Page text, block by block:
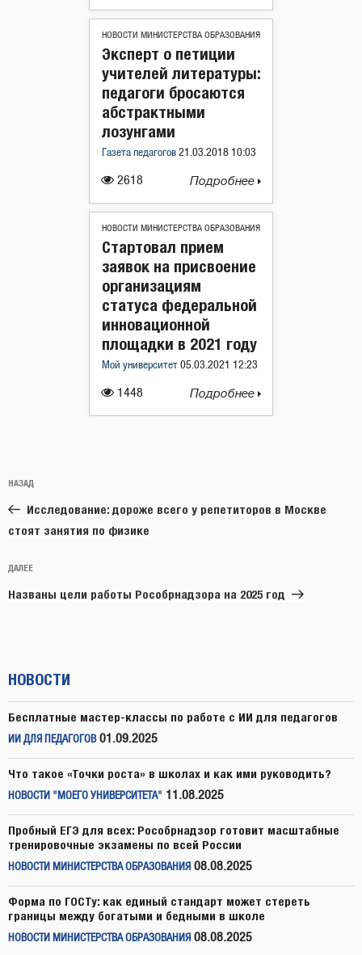
НОВОСТИ МИНИСТЕРСТВА ОБРАЗОВАНИЯ
2618
Эксперт о петиции
учителей литературы:
педагоги бросаются
абстрактными
лозунгами
Газета педагогов 21.03.2018 10:03
Подробнее
НОВОСТИ МИНИСТЕРСТВА ОБРАЗОВАНИЯ
1448
Стартовал прием
заявок на присвоение
организациям
статуса федеральной
инновационной
площадки в 2021 году
Мой университет 05.03.2021 12:23
Подробнее
по
записям
Предыдущая
запись:
НАЗАД
Исследование: дороже всего у репетиторов в Москве
стоят занятия по физике
Следующая
запись
ДАЛЕЕ
Названы цели работы Рособрнадзора на 2025 год
НОВОСТИ
Бесплатные мастер-классы по работе с ИИ для педагогов
ИИ ДЛЯ ПЕДАГОГОВ 01.09.2025
Что такое «Точки роста» в школах и как ими руководить?
НОВОСТИ "МОЕГО УНИВЕРСИТЕТА" 11.08.2025
Пробный ЕГЭ для всех: Рособрнадзор готовит масштабные
тренировочные экзамены по всей России
НОВОСТИ МИНИСТЕРСТВА ОБРАЗОВАНИЯ 08.08.2025
Форма по ГОСТу: как единый стандарт может стереть
границы между богатыми и бедными в школе
НОВОСТИ МИНИСТЕРСТВА ОБРАЗОВАНИЯ 08.08.2025